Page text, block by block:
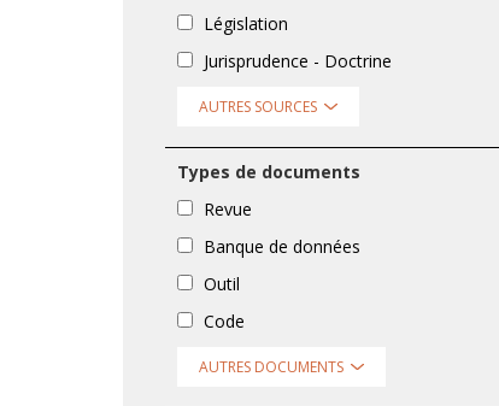
Législation
Jurisprudence - Doctrine
AUTRES SOURCES
Types de documents
Revue
Banque de données
Outil
Code
AUTRES DOCUMENTS